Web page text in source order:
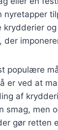
nyretapper
krydderier
der
populære
er ved at
af
smag, men
gør retten